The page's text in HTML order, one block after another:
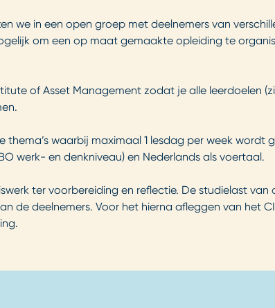
we in een open groep met deelnemers van
om een op maat gemaakte opleiding te
of Asset Management zodat je alle leerdoelen
thema’s waarbij maximaal 1 lesdag per week wordt
werk- en denkniveau) en Nederlands als voertaal.
ter voorbereiding en reflectie. De studielast
de deelnemers. Voor het hierna afleggen van het